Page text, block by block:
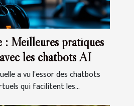
: Meilleures pratiques
les chatbots AI
a vu l'essor des chatbots
qui facilitent les...